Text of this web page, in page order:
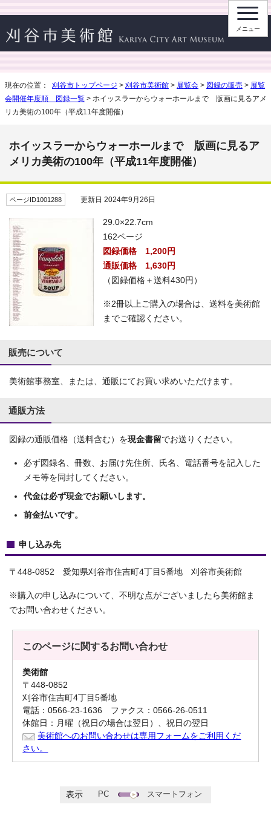
メニュー
現在の位置： 刈谷市トップページ > 刈谷市美術館 > 展覧会 > 図録の販売 > 展覧
会開催年度順 図録一覧 > ホイッスラーからウォーホールまで 版画に見るアメ
リカ美術の100年（平成11年度開催）
ホイッスラーからウォーホールまで 版画に見るア
メリカ美術の100年（平成11年度開催）
ページID1001288 更新日 2024年9月26日
29.0×22.7cm
162ページ
図録価格 1,200円
通販価格 1,630円
（図録価格＋送料430円）
※2冊以上ご購入の場合は、送料を美術館
までご確認ください。
販売について
美術館事務室、または、通販にてお買い求めいただけます。
通販方法
図録の通販価格（送料含む）を現金書留でお送りください。
必ず図録名、冊数、お届け先住所、氏名、電話番号を記入した
メモ等を同封してください。
代金は必ず現金でお願いします。
前金払いです。
申し込み先
〒448-0852 愛知県刈谷市住吉町4丁目5番地 刈谷市美術館
※購入の申し込みについて、不明な点がございましたら美術館ま
でお問い合わせください。
このページに関するお問い合わせ
美術館
〒448-0852
刈谷市住吉町4丁目5番地
電話：0566-23-1636 ファクス：0566-26-0511
休館日：月曜（祝日の場合は翌日）、祝日の翌日
美術館へのお問い合わせは専用フォームをご利用くだ
さい。
表示 PC スマートフォン